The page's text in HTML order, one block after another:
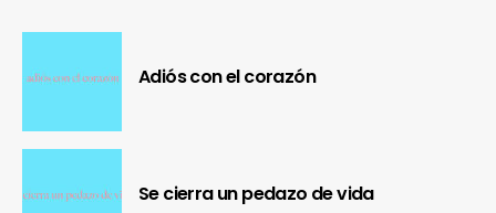
Adiós con el corazón
Se cierra un pedazo de vida